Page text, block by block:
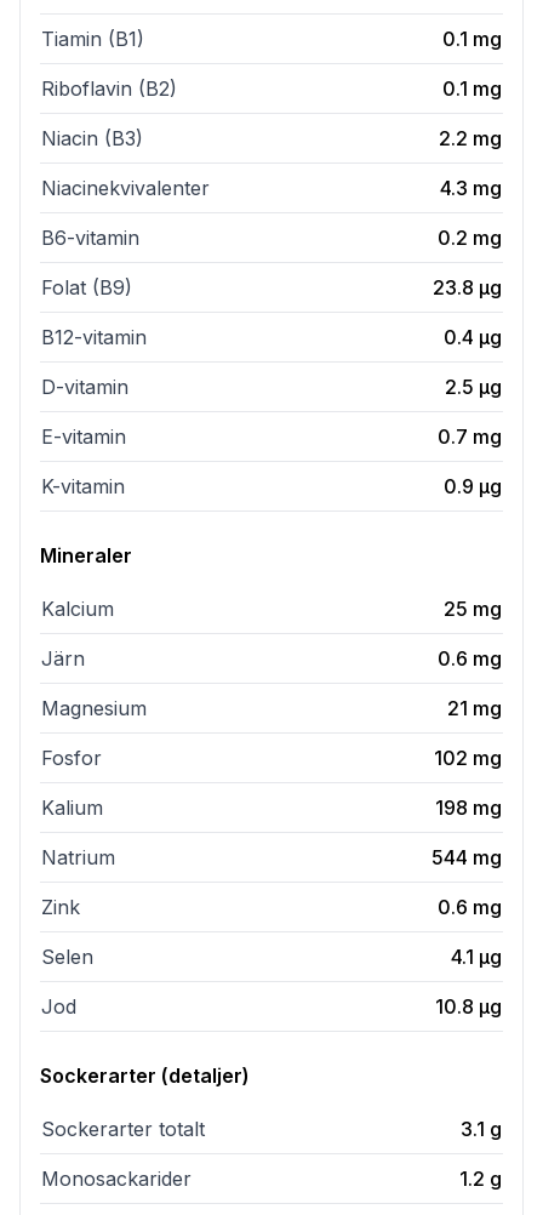
Tiamin (B1) 0.1 mg
Riboflavin (B2) 0.1 mg
Niacin (B3) 2.2 mg
Niacinekvivalenter 4.3 mg
B6-vitamin 0.2 mg
Folat (B9) 23.8 µg
B12-vitamin 0.4 µg
D-vitamin 2.5 µg
E-vitamin 0.7 mg
K-vitamin 0.9 µg
Mineraler
Kalcium 25 mg
Järn 0.6 mg
Magnesium 21 mg
Fosfor 102 mg
Kalium 198 mg
Natrium 544 mg
Zink 0.6 mg
Selen 4.1 µg
Jod 10.8 µg
Sockerarter (detaljer)
Sockerarter totalt 3.1 g
Monosackarider 1.2 g